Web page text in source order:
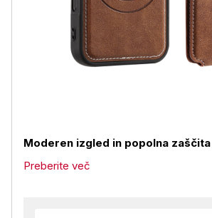
Moderen izgled in popolna
Preberite več